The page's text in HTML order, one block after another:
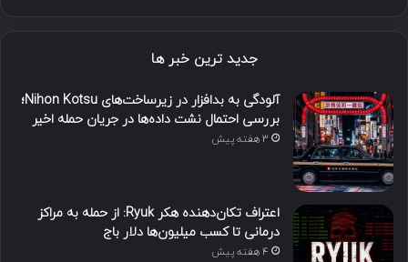
جدید ترین خبر ها
آلودگی به بدافزار در زیرساخت‌های Nihon Kotsu؛
بررسی احتمال نشت داده‌ها در جریان حمله اخیر
3 هفته پیش
اعتراف تکان‌دهنده هکر Ryuk: از حمله به مراکز
درمانی تا کسب میلیون‌ها دلار باج
4 هفته پیش